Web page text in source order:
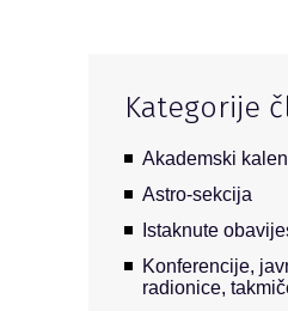
Kategorije
Akademski
Astro-sekcija
Istaknute
Konferencije,
radionice,